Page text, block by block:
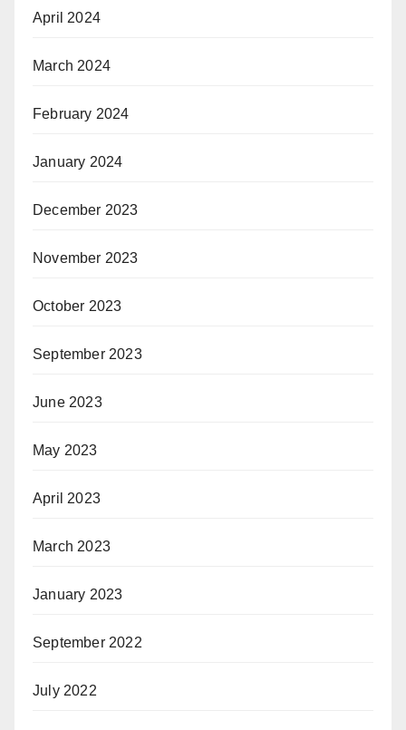
April 2024
March 2024
February 2024
January 2024
December 2023
November 2023
October 2023
September 2023
June 2023
May 2023
April 2023
March 2023
January 2023
September 2022
July 2022